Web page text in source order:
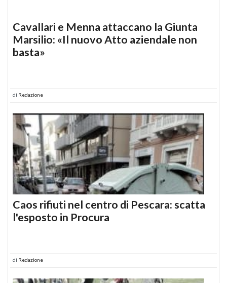
Cavallari e Menna attaccano la Giunta
Marsilio: «Il nuovo Atto aziendale non
basta»
di Redazione
Caos rifiuti nel centro di Pescara: scatta
l'esposto in Procura
di Redazione